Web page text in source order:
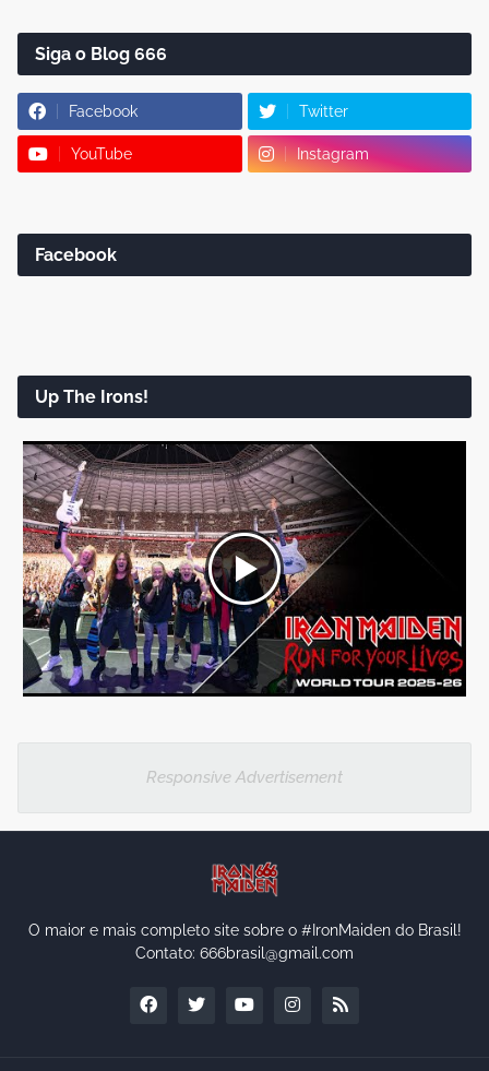
Siga o Blog 666
Facebook Twitter
YouTube Instagram
Facebook
Up The Irons!
Responsive Advertisement
O maior e mais completo site sobre o #IronMaiden do Brasil!
Contato: 666brasil@gmail.com